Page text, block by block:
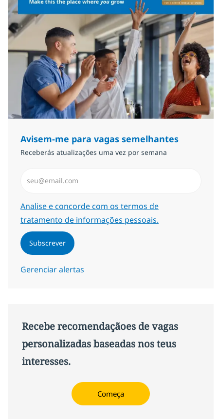
Avisem-me para vagas semelhantes
Receberás atualizações uma vez por semana
Required
Analise e concorde com os termos de
tratamento de informações pessoais.
Subscrever
Gerenciar alertas
Recebe recomendaçãoes de vagas
personalizadas baseadas nos teus
interesses.
Começa